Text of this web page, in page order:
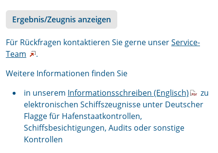
Ergebnis/Zeugnis anzeigen
Für Rückfragen kontaktieren Sie gerne unserService-
Team
.
Weitere Informationen finden Sie
in unserem Informationsschreiben (Englisch)
zu
elektronischen Schiffszeugnisse unter Deutscher
Flagge für Hafenstaatkontrollen,
Schiffsbesichtigungen, Audits oder sonstige
Kontrollen